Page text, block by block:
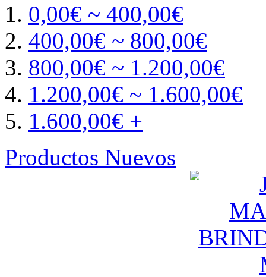
0,00€ ~ 400,00€
400,00€ ~ 800,00€
800,00€ ~ 1.200,00€
1.200,00€ ~ 1.600,00€
1.600,00€ +
Productos Nuevos